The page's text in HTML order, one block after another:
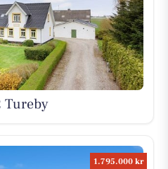
Tureby
1.795.000 kr